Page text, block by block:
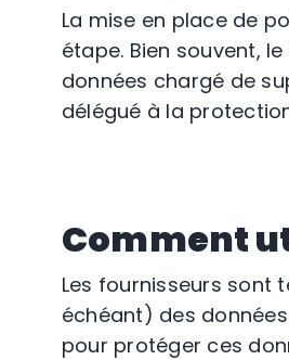
La mise en place de
étape. Bien souvent,
données chargé de
délégué à la
Comment
Les fournisseurs sont
échéant) des
pour protéger ces